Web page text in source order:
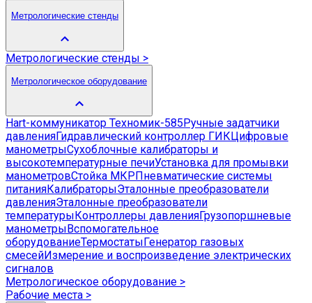
Метрологические стенды
Метрологические стенды >
Метрологическое оборудование
Hart-коммуникатор Техномик-585 Ручные задатчики
давленияГидравлический контроллер ГИКЦифровые
манометрыСухоблочные калибраторы и
высокотемпературные печиУстановка для промывки
манометровСтойка МКР Пневматические системы
питанияКалибраторыЭталонные преобразователи
давленияЭталонные преобразователи
температуры Контроллеры давленияГрузопоршневые
манометры Вспомогательное
оборудованиеТермостаты Генератор газовых
смесейИзмерение и воспроизведение электрических
сигналов
Метрологическое оборудование >
Рабочие места >